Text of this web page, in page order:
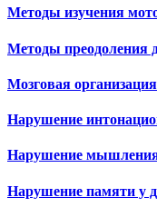
Методы изучения
Методы преодоления
Мозговая
Нарушение
Нарушение мышления
Нарушение памяти у